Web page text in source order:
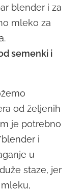
blender i za
mleko za
semenki i
od željenih
je potrebno
i
u
staze, jer